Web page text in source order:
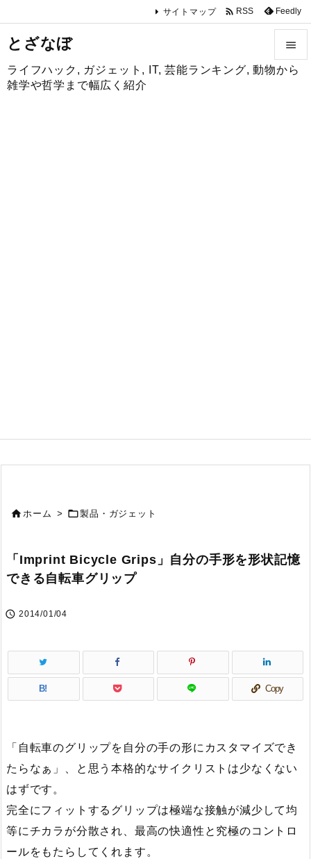
とざなぼ
ライフハック, ガジェット, IT, 芸能ランキング, 動物から
雑学や哲学まで幅広く紹介


サイトマップ  RSS Feedly
ホーム > 製品・ガジェット
「Imprint Bicycle Grips」自分の手形を形状記憶
できる自転車グリップ
 2014/01/04
B! Copy
「自転車のグリップを自分の手の形にカスタマイズでき
たらなぁ」、と思う本格的なサイクリストは少なくない
はずです。
完全にフィットするグリップは極端な接触が減少して均
等にチカラが分散され、最高の快適性と究極のコントロ
ールをもたらしてくれます。